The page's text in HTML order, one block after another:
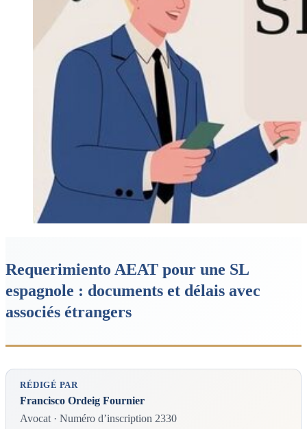
Requerimiento AEAT pour une SL
espagnole : documents et délais avec
associés étrangers
RÉDIGÉ PAR
Francisco Ordeig Fournier
Avocat · Numéro d’inscription 2330